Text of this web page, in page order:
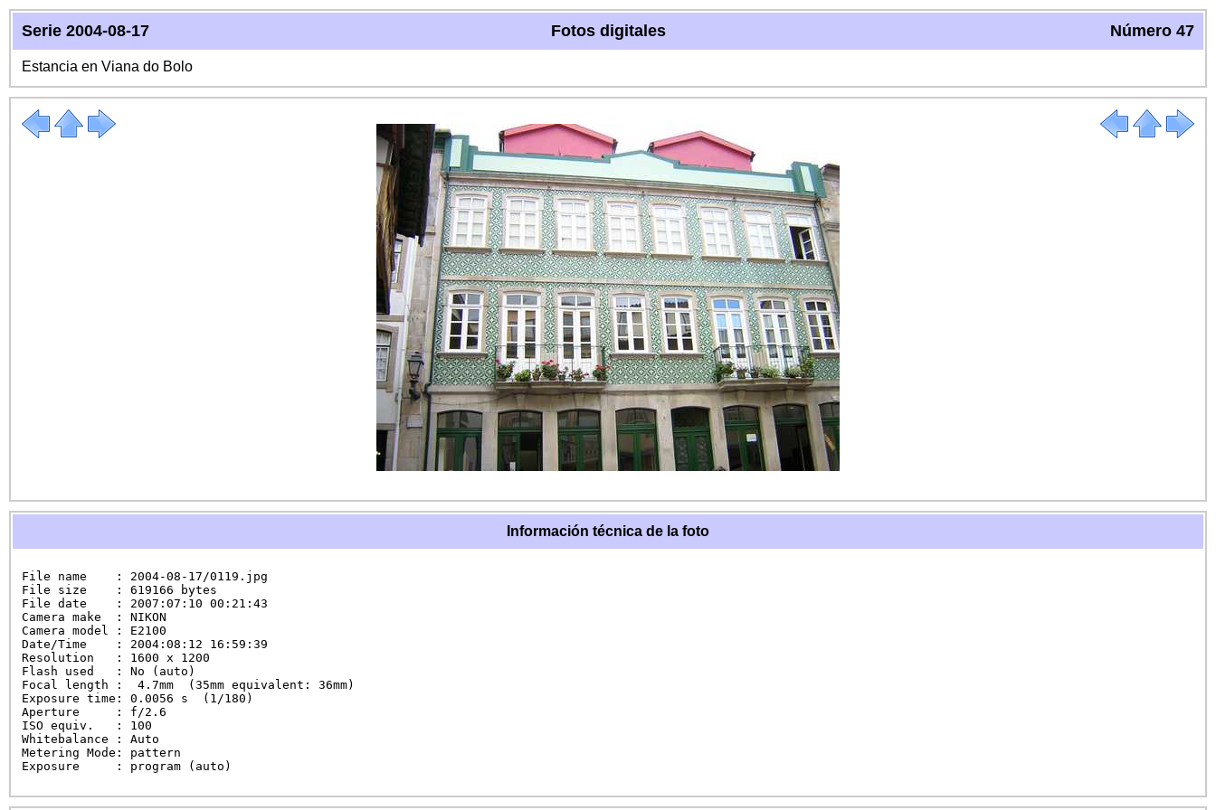
Serie 2004-08-17 Número 47
Fotos digitales
Estancia en Viana do Bolo
Información técnica de la foto
File name    : 2004-08-17/0119.jpg
File size    : 619166 bytes
File date    : 2007:07:10 00:21:43
Camera make  : NIKON
Camera model : E2100
Date/Time    : 2004:08:12 16:59:39
Resolution   : 1600 x 1200
Flash used   : No (auto)
Focal length :  4.7mm  (35mm equivalent: 36mm)
Exposure time: 0.0056 s  (1/180)
Aperture     : f/2.6
ISO equiv.   : 100
Whitebalance : Auto
Metering Mode: pattern
Exposure     : program (auto)